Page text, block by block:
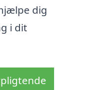
dig
i dit